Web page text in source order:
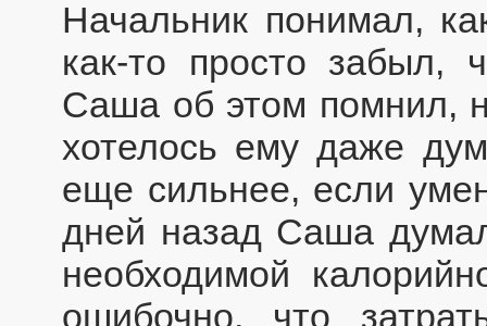
Начальник понимал,
как-то просто забыл,
Саша об этом помнил,
хотелось ему даже
еще сильнее, если
дней назад Саша
необходимой
ошибочно, что